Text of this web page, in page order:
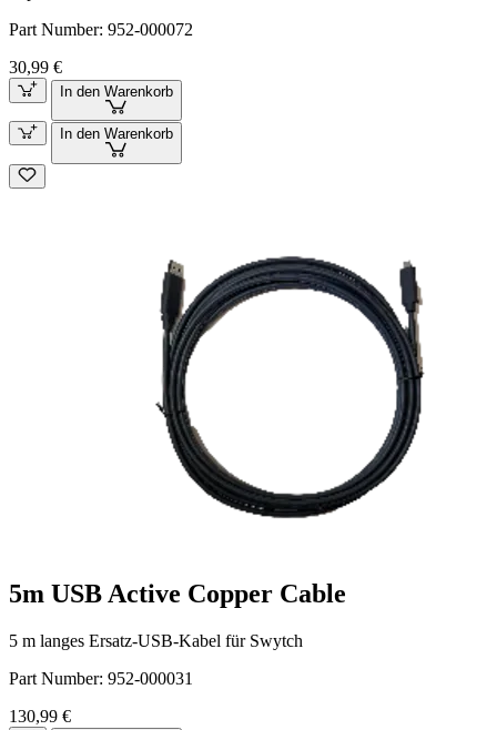
Part Number: 952-000072
30,99 €
In den Warenkorb
In den Warenkorb
5m USB Active Copper Cable
5 m langes Ersatz-USB-Kabel für Swytch
Part Number: 952-000031
130,99 €